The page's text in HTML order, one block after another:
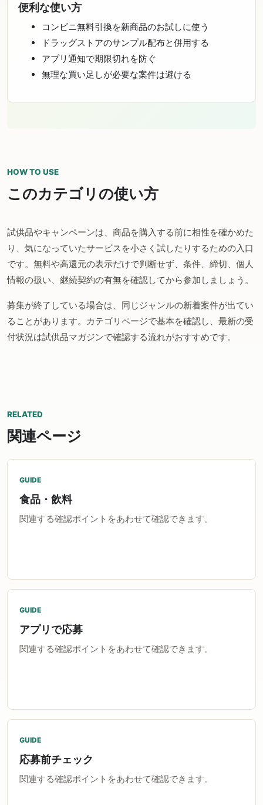
便利な使い方
コンビニ無料引換を新商品のお試しに使う
ドラッグストアのサンプル配布と併用する
アプリ通知で期限切れを防ぐ
無理な買い足しが必要な案件は避ける
HOW TO USE
このカテゴリの使い方
試供品やキャンペーンは、商品を購入する前に相性を確かめた
り、気になっていたサービスを小さく試したりするための入口
です。無料や高還元の表示だけで判断せず、条件、締切、個人
情報の扱い、継続契約の有無を確認してから参加しましょう。
募集が終了している場合は、同じジャンルの新着案件が出てい
ることがあります。カテゴリページで基本を確認し、最新の受
付状況は試供品マガジンで確認する流れがおすすめです。
RELATED
関連ページ
GUIDE
食品・飲料
関連する確認ポイントをあわせて確認できます。
GUIDE
アプリで応募
関連する確認ポイントをあわせて確認できます。
GUIDE
応募前チェック
関連する確認ポイントをあわせて確認できます。